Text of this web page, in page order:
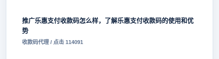
推广乐惠支付收款码怎么样，了解乐惠支付收款码的使用和优
势
收款码代理 / 点击 114091